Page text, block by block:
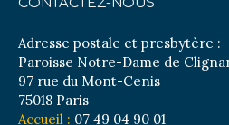
Adresse postale et presbytère :
Paroisse Notre-Dame de
97 rue du Mont-Cenis
75018 Paris
Accueil : 07 49 04 90 01